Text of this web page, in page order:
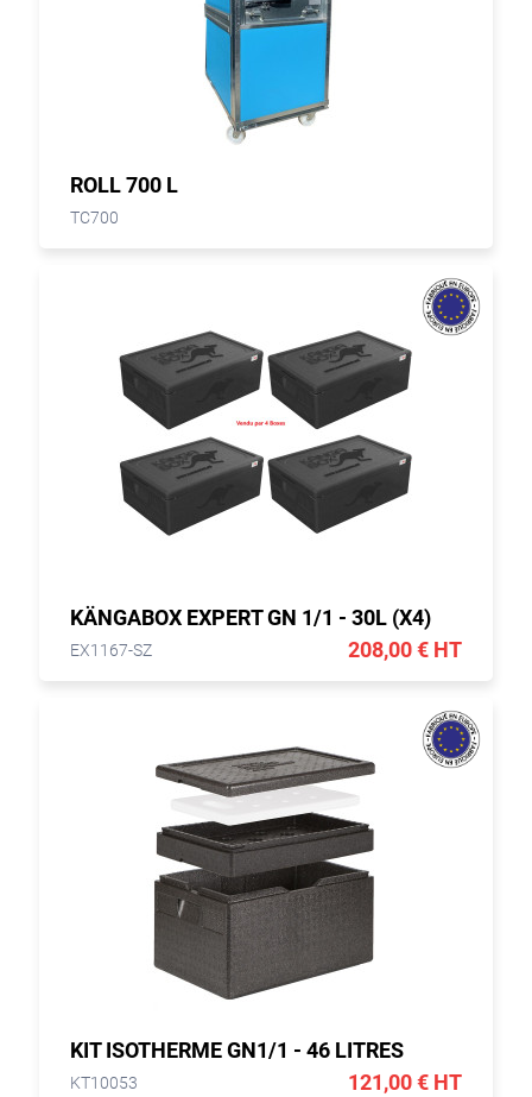
ROLL 700 L
TC700
KÄNGABOX EXPERT GN 1/1 - 30L (X4)
EX1167-SZ 208,00 € HT
KIT ISOTHERME GN1/1 - 46 LITRES
KT10053 121,00 € HT